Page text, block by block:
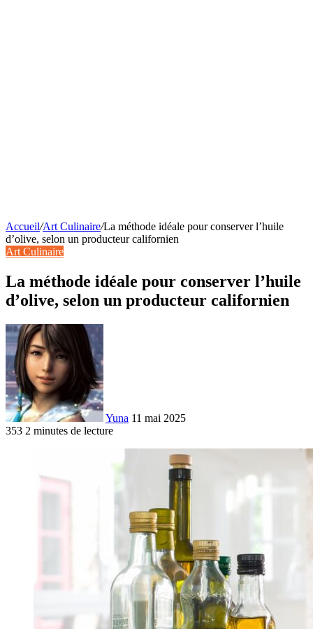
Accueil/Art Culinaire/La méthode idéale pour conserver l’huile
d’olive, selon un producteur californien
Art Culinaire
La méthode idéale pour conserver l’huile
d’olive, selon un producteur californien
Yuna 11 mai 2025
353 2 minutes de lecture